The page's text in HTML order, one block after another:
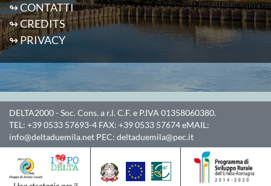
↬ CONTATTI
↬ CREDITS
↬ PRIVACY
DELTA2000- Soc. Cons. a r.l. C.F. e P.IVA 01358060380.
TEL: +39 0533 57693-4 FAX: +39 0533 57674eMAIL:
info@deltaduemila.net PEC: deltaduemila@pec.it